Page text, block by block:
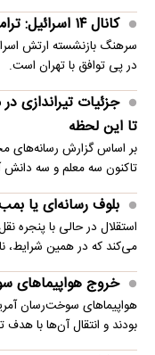
کانال ۱۴ اسرائیل: ترامپ به سمت توافق با ایران می‌رود
سرهنگ بازنشسته ارتش
در پی توافق با تهران است.
تا این لحظه
بر اساس گزارش رسانه‌های
تاکنون سه معلم و سه دانش
بلوف رسانه‌ای یا
استقلال در حالی با پنجره
می‌کند که در همین شرایط،
خروج هواپیماهای
هواپیماهای سوخت‌رسان
بودند و انتقال آن‌ها با